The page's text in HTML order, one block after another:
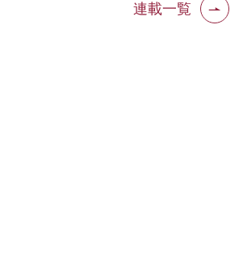
連載一覧